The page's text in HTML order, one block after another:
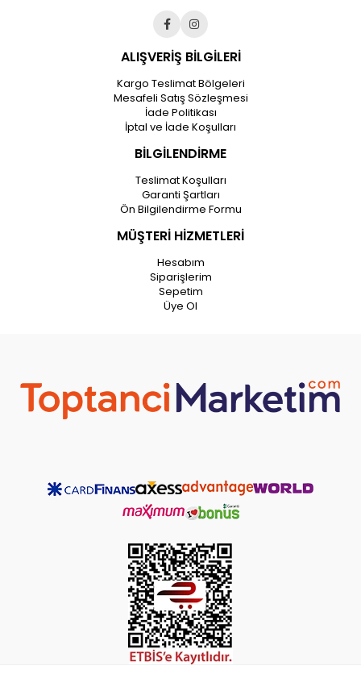
ALIŞVERİŞ BİLGİLERİ
Kargo Teslimat Bölgeleri
Mesafeli Satış Sözleşmesi
İade Politikası
İptal ve İade Koşulları
BİLGİLENDİRME
Teslimat Koşulları
Garanti Şartları
Ön Bilgilendirme Formu
MÜŞTERİ HİZMETLERİ
Hesabım
Siparişlerim
Sepetim
Üye Ol